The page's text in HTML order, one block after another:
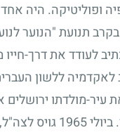
ופוליטיקה. היה אחד
תנועת "הנוער
לעודד את דרך-
לאקדמיה ללשון
את עיר-מולדתו
1965 גויס